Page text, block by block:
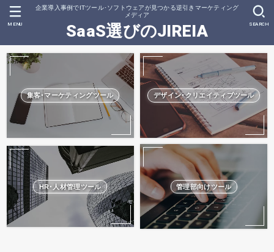
企業導入事例でITツール･ソフトウェアが見つかる逆引きマーケティング
メディア
SaaS選びのJIREIA SEARCH
MENU
集客･マーケティングツール デザイン･クリエイティブツール
HR･人材管理ツール 管理部向けツール